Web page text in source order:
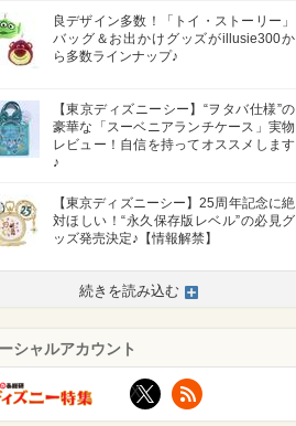
良デザイン多数！「トイ・ストーリー」
バッグ＆お出かけグッズがillusie300か
ら多数ラインナップ♪
【東京ディズニーシー】“ヲタバ仕様”の
豪華な「スーベニアランチケース」実物
レビュー！自信を持ってオススメします
♪
【東京ディズニーシー】25周年記念に絶
対ほしい！“永久保存版レベル”の必見グ
ッズ発売決定♪【情報解禁】
続きを読み込む
シャルアカウント
X